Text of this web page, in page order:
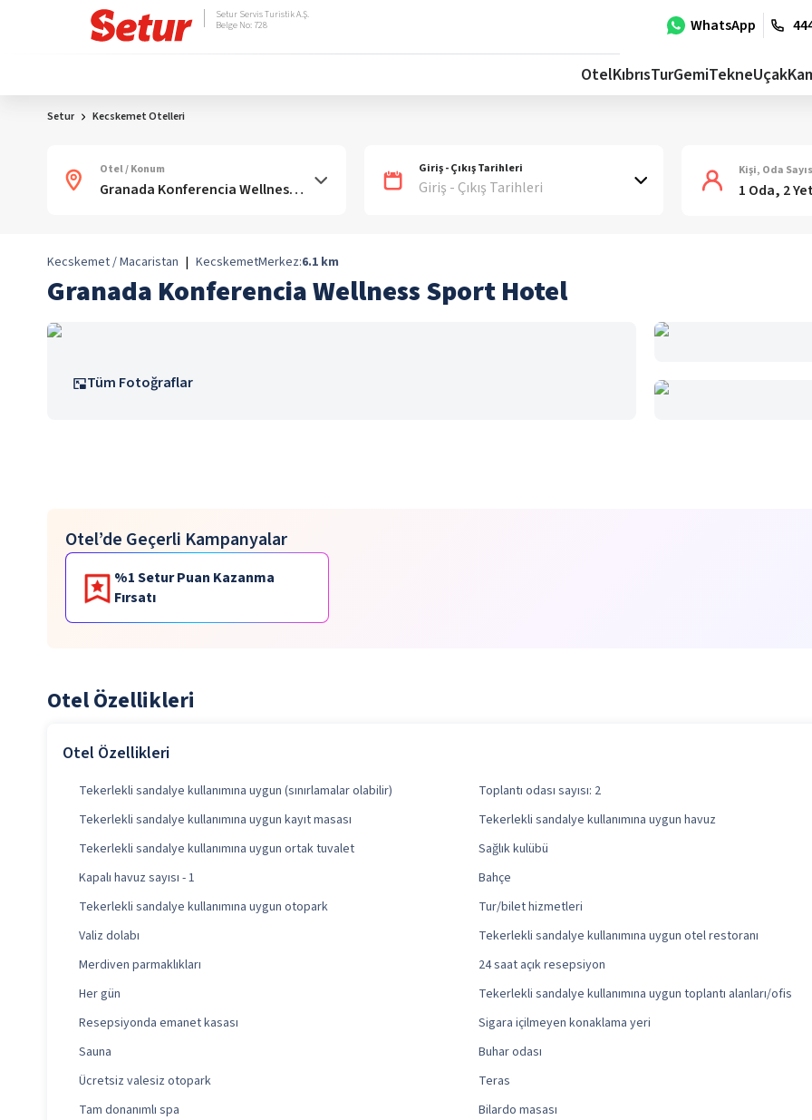
WhatsApp
Setur Servis Turistik A.Ş.
Belge No: 728
OtelKıbrısTurGemiTekneUçak
Setur Kecskemet Otelleri
Otel / Konum Giriş - Çıkış Tarihleri
Giriş - Çıkış Tarihleri
Kişi, Oda
1 Oda, 2
Kecskemet / Macaristan | KecskemetMerkez:6.1 km
Granada Konferencia Wellness Sport Hotel
Tüm Fotoğraflar
Otel’de Geçerli Kampanyalar
%1 Setur Puan Kazanma
Fırsatı
Otel Özellikleri
Otel Özellikleri
Tekerlekli sandalye kullanımına uygun (sınırlamalar olabilir) Toplantı odası sayısı: 2
Tekerlekli sandalye kullanımına uygun kayıt masası
Tekerlekli sandalye kullanımına uygun havuz
Tekerlekli sandalye kullanımına uygun ortak tuvalet
Sağlık kulübü
Kapalı havuz sayısı - 1
Bahçe
Tekerlekli sandalye kullanımına uygun otopark
Tur/bilet hizmetleri
Valiz dolabı
Tekerlekli sandalye kullanımına uygun otel restoranı
Merdiven parmaklıkları
24 saat açık resepsiyon
Her gün
Tekerlekli sandalye kullanımına uygun toplantı alanları/ofis
Resepsiyonda emanet kasası
Sigara içilmeyen konaklama yeri
Sauna
Buhar odası
Ücretsiz valesiz otopark
Teras
Tam donanımlı spa
Bilardo masası